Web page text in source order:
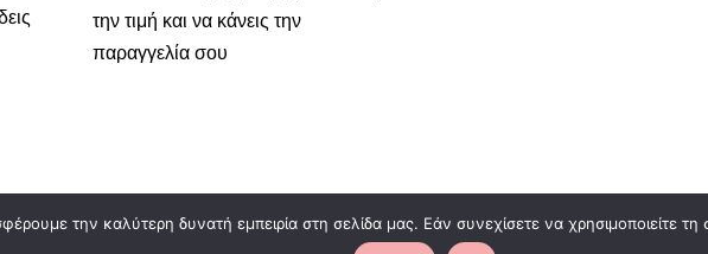
την τιμή και να κάνεις την
παραγγελία σου
την καλύτερη δυνατή εμπειρία στη σελίδα μας. Εάν συνεχίσετε να χρησιμοποιείτε